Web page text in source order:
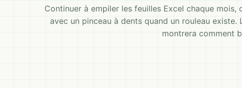
Continuer à empiler les feuilles Excel chaque
avec un pinceau à dents quand un rouleau
montrera comment